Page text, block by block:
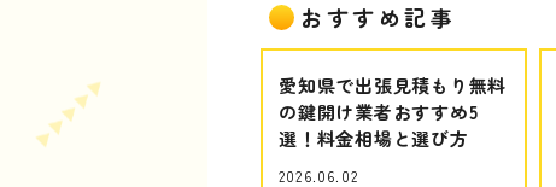
おすすめ記事
愛知県で出張見積もり無料
の鍵開け業者おすすめ5
選！料金相場と選び方
2026.06.02